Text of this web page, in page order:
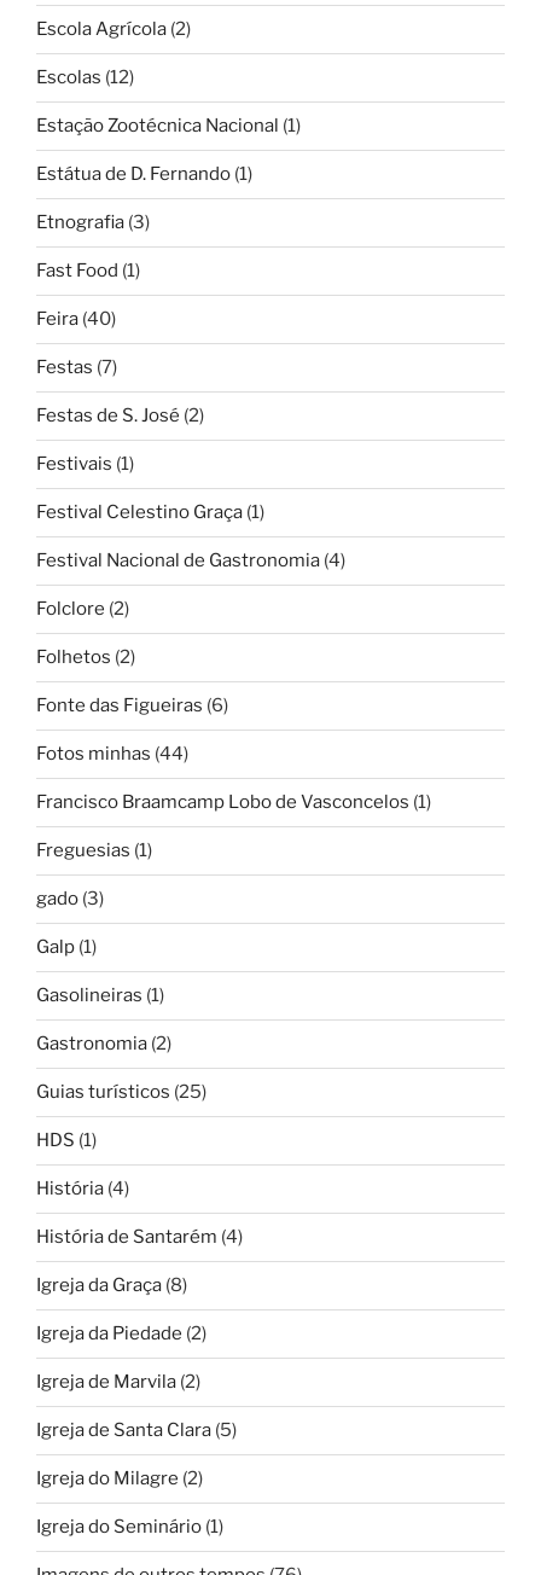
Escola Agrícola (2)
Escolas (12)
Estação Zootécnica Nacional (1)
Estátua de D. Fernando (1)
Etnografia (3)
Fast Food (1)
Feira (40)
Festas (7)
Festas de S. José (2)
Festivais (1)
Festival Celestino Graça (1)
Festival Nacional de Gastronomia (4)
Folclore (2)
Folhetos (2)
Fonte das Figueiras (6)
Fotos minhas (44)
Francisco Braamcamp Lobo de Vasconcelos (1)
Freguesias (1)
gado (3)
Galp (1)
Gasolineiras (1)
Gastronomia (2)
Guias turísticos (25)
HDS (1)
História (4)
História de Santarém (4)
Igreja da Graça (8)
Igreja da Piedade (2)
Igreja de Marvila (2)
Igreja de Santa Clara (5)
Igreja do Milagre (2)
Igreja do Seminário (1)